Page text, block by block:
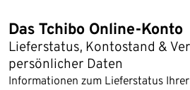
Das Tchibo Online-Konto
Lieferstatus, Kontostand &
persönlicher Daten
Informationen zum Lieferstatus